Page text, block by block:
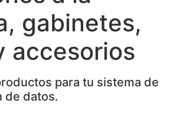
gabinetes,
accesorios
para tu sistema de
de datos.